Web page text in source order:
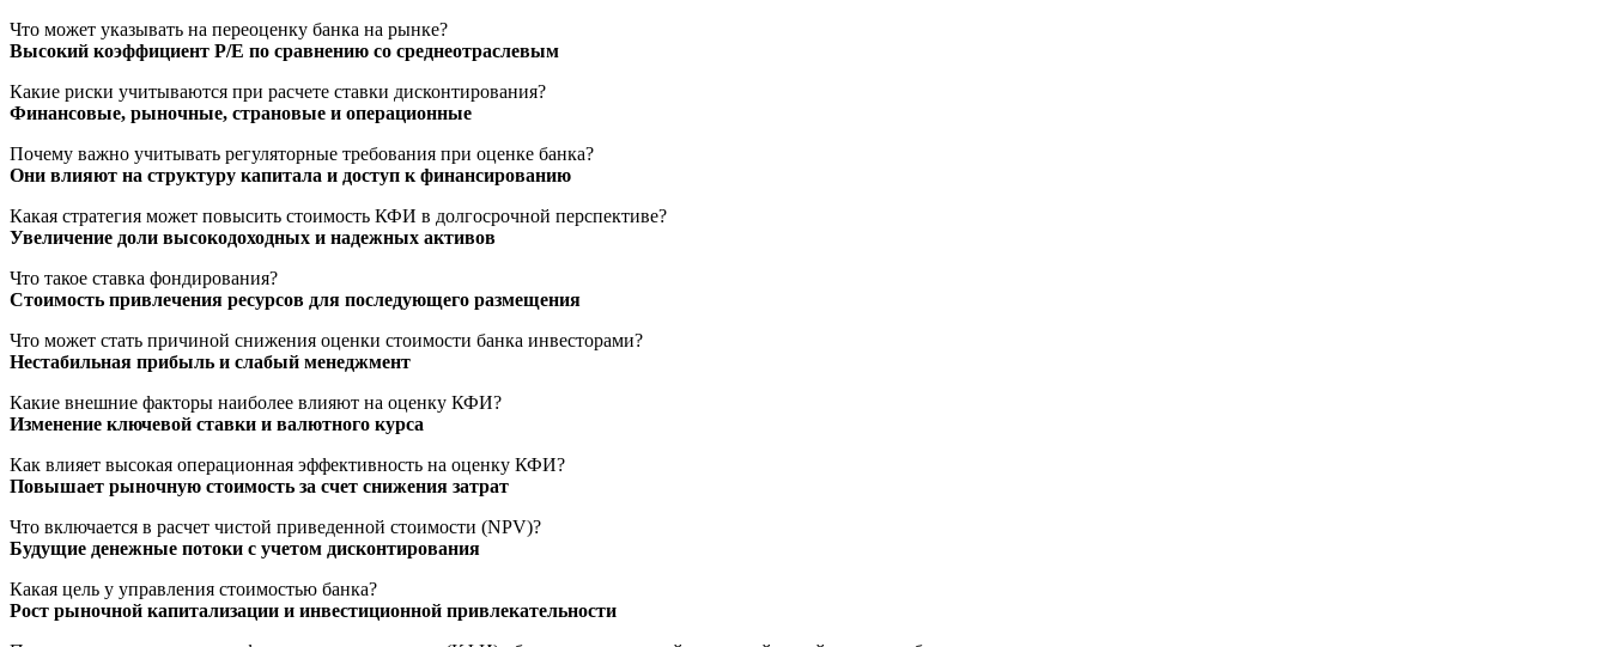
Что может указывать на переоценку банка на рынке?
Высокий коэффициент P/E по сравнению со среднеотраслевым
Какие риски учитываются при расчете ставки дисконтирования?
Финансовые, рыночные, страновые и операционные
Почему важно учитывать регуляторные требования при оценке банка?
Они влияют на структуру капитала и доступ к финансированию
Какая стратегия может повысить стоимость КФИ в долгосрочной перспективе?
Увеличение доли высокодоходных и надежных активов
Что такое ставка фондирования?
Стоимость привлечения ресурсов для последующего размещения
Что может стать причиной снижения оценки стоимости банка инвесторами?
Нестабильная прибыль и слабый менеджмент
Какие внешние факторы наиболее влияют на оценку КФИ?
Изменение ключевой ставки и валютного курса
Как влияет высокая операционная эффективность на оценку КФИ?
Повышает рыночную стоимость за счет снижения затрат
Что включается в расчет чистой приведенной стоимости (NPV)?
Будущие денежные потоки с учетом дисконтирования
Какая цель у управления стоимостью банка?
Рост рыночной капитализации и инвестиционной привлекательности